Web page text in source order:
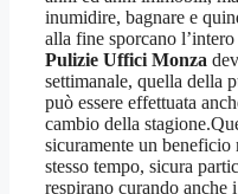
inumidire, bagnare e
alla fine sporcano
Pulizie Uffici Monza
settimanale, quella della
può essere effettuata
cambio della
sicuramente un
stesso tempo, sicura
respirano curando